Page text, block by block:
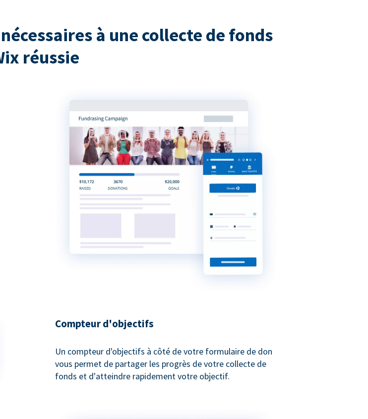
à une collecte de fonds
réussie
Compteur d'objectifs
Un compteur d'objectifs à côté de votre formulaire de don
vous permet de partager les progrès de votre collecte de
fonds et d'atteindre rapidement votre objectif.